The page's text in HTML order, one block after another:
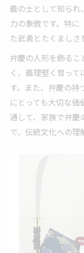
日を祝う
弁慶の七
い
鎧兜との
ント
鎧か兜か迷う
端午の節
ント
五月人形
マンショ
五月人形
手
鯉のぼりと五
義の士として知られ
力の象徴です。特
た武勇とたくましさ
弁慶の人形を飾る
く、義理堅く育っ
す。また、弁慶の
にとっても大切な価
通して、家族で弁慶
で、伝統文化への理